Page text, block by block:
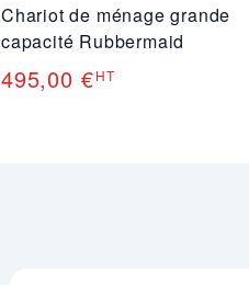
Chariot de ménage grande
capacité Rubbermaid
495,00 €HT